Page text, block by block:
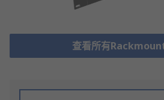
查看所有